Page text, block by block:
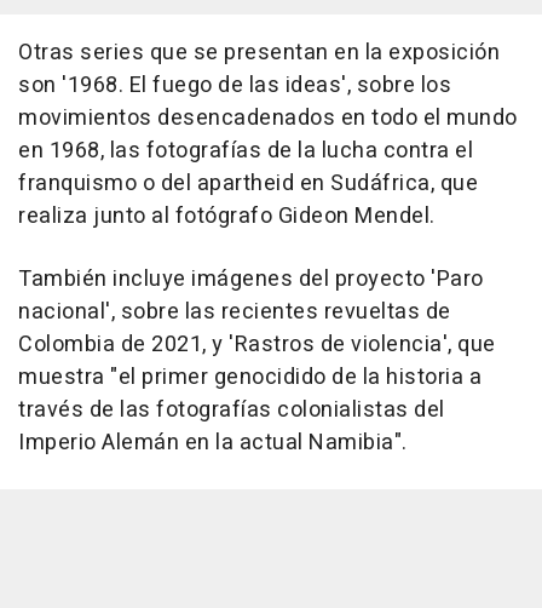
Otras series que se presentan en la exposición
son '1968. El fuego de las ideas', sobre los
movimientos desencadenados en todo el mundo
en 1968, las fotografías de la lucha contra el
franquismo o del apartheid en Sudáfrica, que
realiza junto al fotógrafo Gideon Mendel.
También incluye imágenes del proyecto 'Paro
nacional', sobre las recientes revueltas de
Colombia de 2021, y 'Rastros de violencia', que
muestra "el primer genocidido de la historia a
través de las fotografías colonialistas del
Imperio Alemán en la actual Namibia".